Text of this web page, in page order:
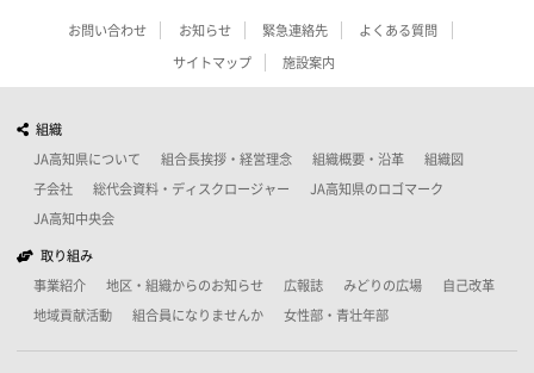
お問い合わせ お知らせ 緊急連絡先 よくある質問
サイトマップ 施設案内
組織
JA高知県について 組合長挨拶・経営理念 組織概要・沿革 組織図
子会社 総代会資料・ディスクロージャー JA高知県のロゴマーク
JA高知中央会
取り組み
事業紹介 地区・組織からのお知らせ 広報誌 みどりの広場 自己改革
地域貢献活動 組合員になりませんか 女性部・青壮年部